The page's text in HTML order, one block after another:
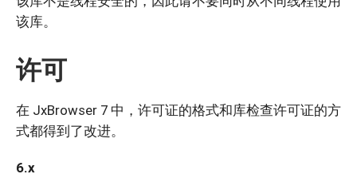
该库。
许可
在 JxBrowser 7 中，许可证的格式和库检查许可证的方
式都得到了改进。
6.x